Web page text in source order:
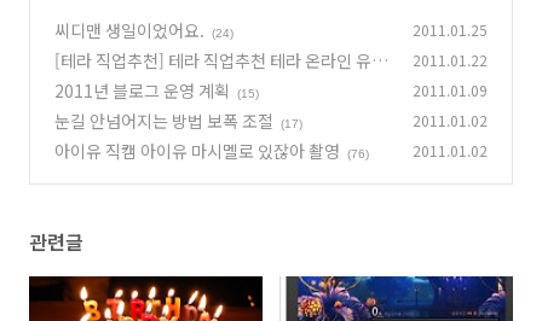
씨디맨 생일이었어요.
(24) 2011.01.25
[테라 직업추천] 테라 직업추천 테라 온라인 유료
게임 테라 게임사양
(8)
2011.01.22
2011년 블로그 운영 계획 (15) 2011.01.09
눈길 안넘어지는 방법 보폭 조절 (17) 2011.01.02
아이유 직캠 아이유 마시멜로 있잖아 촬영 (76) 2011.01.02
관련글